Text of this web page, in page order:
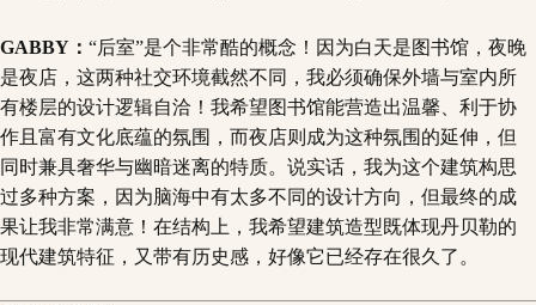
GABBY： “后室”是个非常酷的概念！因为白天是图书馆，夜晚
是夜店，这两种社交环境截然不同，我必须确保外墙与室内所
有楼层的设计逻辑自洽！我希望图书馆能营造出温馨、利于协
作且富有文化底蕴的氛围，而夜店则成为这种氛围的延伸，但
同时兼具奢华与幽暗迷离的特质。说实话，我为这个建筑构思
过多种方案，因为脑海中有太多不同的设计方向，但最终的成
果让我非常满意！在结构上，我希望建筑造型既体现丹贝勒的
现代建筑特征，又带有历史感，好像它已经存在很久了。